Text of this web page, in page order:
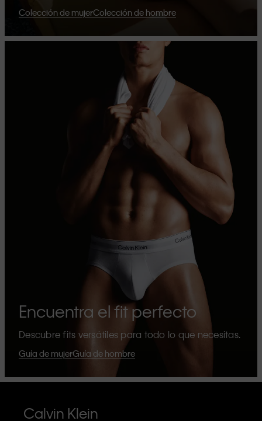
Colección de mujerColección de hombre
Encuentra el fit perfecto
Descubre fits versátiles para todo lo que necesitas.
Guía de mujerGuía de hombre
Calvin Klein